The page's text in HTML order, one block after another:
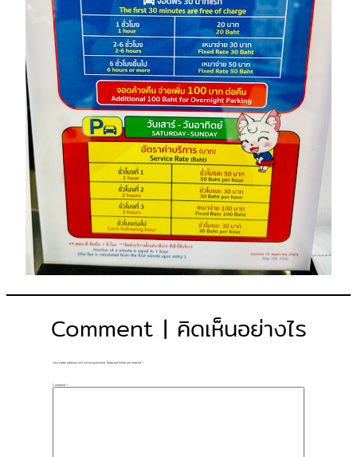
Comment | คิดเห็นอย่างไร
Your email address will not be published. Required fields are marked *
Comment *